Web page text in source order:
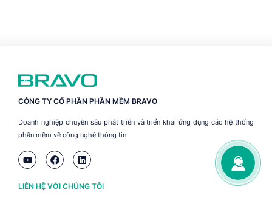
CÔNG TY CỔ PHẦN PHẦN MỀM BRAVO
Doanh nghiệp chuyên sâu phát triển và triển khai ứng dụng các hệ thống
phần mềm về công nghệ thông tin
LIÊN HỆ VỚI CHÚNG TÔI